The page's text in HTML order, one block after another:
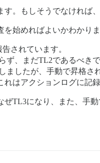
。もしそうでなければ
始めればよいかわかりま
されています。
ず、まだTL2であるべきで
したが、手動で昇格さ
はアクションログに記録
TL3になり、また、手